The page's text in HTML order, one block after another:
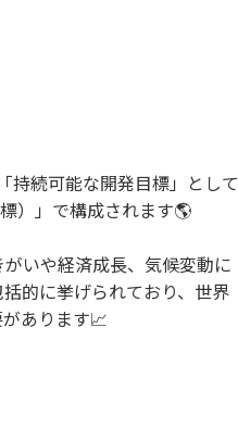
持続可能な開発目標」として
）」で構成されます🌎
いや経済成長、気候変動に
的に挙げられており、世界
あります📈